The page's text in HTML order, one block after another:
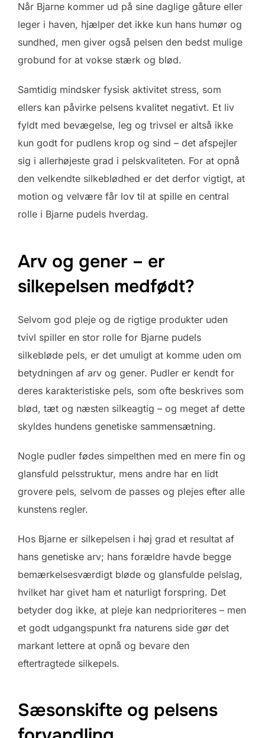
Når Bjarne kommer ud på sine daglige gåture eller
leger i haven, hjælper det ikke kun hans humør og
sundhed, men giver også pelsen den bedst mulige
grobund for at vokse stærk og blød.
Samtidig mindsker fysisk aktivitet stress, som
ellers kan påvirke pelsens kvalitet negativt. Et liv
fyldt med bevægelse, leg og trivsel er altså ikke
kun godt for pudlens krop og sind – det afspejler
sig i allerhøjeste grad i pelskvaliteten. For at opnå
den velkendte silkeblødhed er det derfor vigtigt, at
motion og velvære får lov til at spille en central
rolle i Bjarne pudels hverdag.
Arv og gener – er
silkepelsen medfødt?
Selvom god pleje og de rigtige produkter uden
tvivl spiller en stor rolle for Bjarne pudels
silkebløde pels, er det umuligt at komme uden om
betydningen af arv og gener. Pudler er kendt for
deres karakteristiske pels, som ofte beskrives som
blød, tæt og næsten silkeagtig – og meget af dette
skyldes hundens genetiske sammensætning.
Nogle pudler fødes simpelthen med en mere fin og
glansfuld pelsstruktur, mens andre har en lidt
grovere pels, selvom de passes og plejes efter alle
kunstens regler.
Hos Bjarne er silkepelsen i høj grad et resultat af
hans genetiske arv; hans forældre havde begge
bemærkelsesværdigt bløde og glansfulde pelslag,
hvilket har givet ham et naturligt forspring. Det
betyder dog ikke, at pleje kan nedprioriteres – men
et godt udgangspunkt fra naturens side gør det
markant lettere at opnå og bevare den
eftertragtede silkepels.
Sæsonskifte og pelsens